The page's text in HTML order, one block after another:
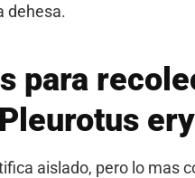
dehesa.
para
aislado, pero lo mas